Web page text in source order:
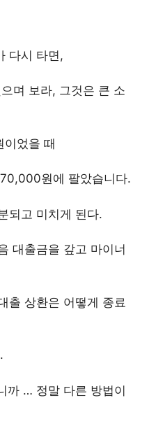
다시 타면,
며 보라, 그것은 큰 소
이었을 때
원에 팔았습니다.
되고 미치게 된다.
대출금을 갚고 마이너
출 상환은 어떻게 종료
까 … 정말 다른 방법이